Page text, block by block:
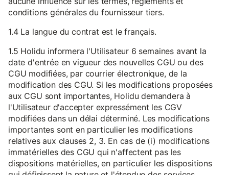
conditions générales du fournisseur tiers.
1.4 La langue du contrat est le français.
1.5 Holidu informera l'Utilisateur 6 semaines avant la
date d'entrée en vigueur des nouvelles CGU ou des
CGU modifiées, par courrier électronique, de la
modification des CGU. Si les modifications proposées
aux CGU sont importantes, Holidu demandera à
l'Utilisateur d'accepter expressément les CGV
modifiées dans un délai déterminé. Les modifications
importantes sont en particulier les modifications
relatives aux clauses 2, 3. En cas de (i) modifications
immatérielles des CGU qui n'affectent pas les
dispositions matérielles, en particulier les dispositions